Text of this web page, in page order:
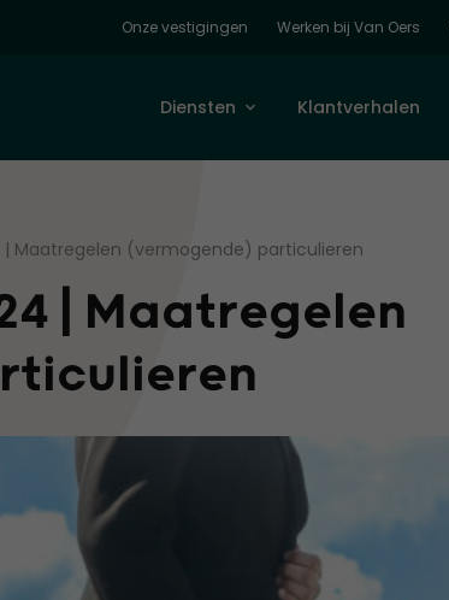
Onze vestigingen Werken bij Van Oers
Diensten Klantverhalen
| Maatregelen (vermogende) particulieren
| Maatregelen